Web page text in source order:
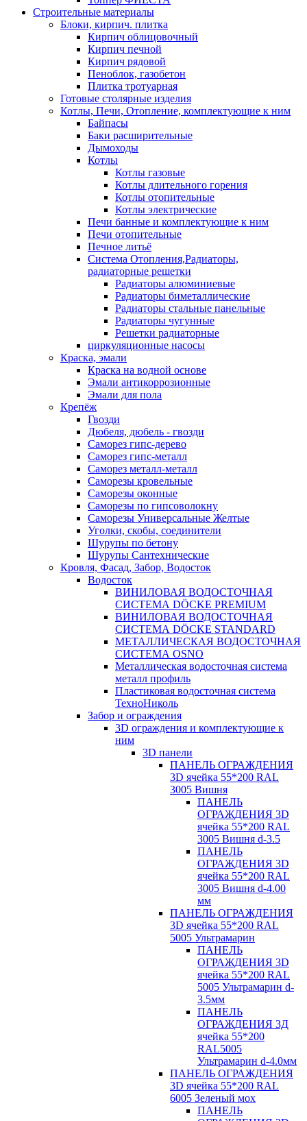
Строительные материалы
Блоки, кирпич. плитка
Кирпич облицовочный
Кирпич печной
Кирпич рядовой
Пеноблок, газобетон
Плитка тротуарная
Готовые столярные изделия
Котлы, Печи, Отопление, комплектующие к ним
Байпасы
Баки расширительные
Дымоходы
Котлы
Котлы газовые
Котлы длительного горения
Котлы отопительные
Котлы электрические
Печи банные и комплектующие к ним
Печи отопительные
Печное литьё
Система Отопления,Радиаторы,
радиаторные решетки
Радиаторы алюминиевые
Радиаторы биметаллические
Радиаторы стальные панельные
Радиаторы чугунные
Решетки радиаторные
циркуляционные насосы
Краска, эмали
Краска на водной основе
Эмали антикоррозионные
Эмали для пола
Крепёж
Гвозди
Дюбеля, дюбель - гвозди
Саморез гипс-дерево
Саморез гипс-металл
Саморез металл-металл
Саморезы кровельные
Саморезы оконные
Саморезы по гипсоволокну
Саморезы Универсальные Желтые
Уголки, скобы, соединители
Шурупы по бетону
Шурупы Сантехнические
Кровля, Фасад, Забор, Водосток
Водосток
ВИНИЛОВАЯ ВОДОСТОЧНАЯ
СИСТЕМА DÖCKE PREMIUM
ВИНИЛОВАЯ ВОДОСТОЧНАЯ
СИСТЕМА DÖCKE STANDARD
МЕТАЛЛИЧЕСКАЯ ВОДОСТОЧНАЯ
СИСТЕМА OSNO
Металлическая водосточная система
металл профиль
Пластиковая водосточная система
ТехноНиколь
Забор и ограждения
3D ограждения и комплектующие к
ним
3D панели
ПАНЕЛЬ ОГРАЖДЕНИЯ
3D ячейка 55*200 RAL
3005 Вишня
ПАНЕЛЬ
ОГРАЖДЕНИЯ 3D
ячейка 55*200 RAL
3005 Вишня d-3.5
ПАНЕЛЬ
ОГРАЖДЕНИЯ 3D
ячейка 55*200 RAL
3005 Вишня d-4.00
мм
ПАНЕЛЬ ОГРАЖДЕНИЯ
3D ячейка 55*200 RAL
5005 Ультрамарин
ПАНЕЛЬ
ОГРАЖДЕНИЯ 3D
ячейка 55*200 RAL
5005 Ультрамарин d-
3.5мм
ПАНЕЛЬ
ОГРАЖДЕНИЯ 3Д
ячейка 55*200
RAL5005
Ультрамарин d-4.0мм
ПАНЕЛЬ ОГРАЖДЕНИЯ
3D ячейка 55*200 RAL
6005 Зеленый мох
ПАНЕЛЬ